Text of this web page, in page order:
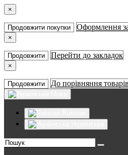
×
Продовжити покупки Оформлення
×
Продовжити Перейти до закладок
×
Продовжити До порівняння товарів